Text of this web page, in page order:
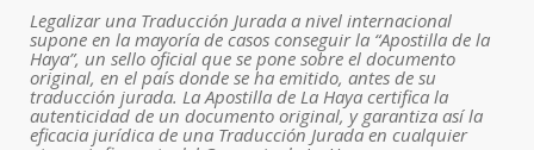
Legalizar una Traducción Jurada a nivel internacional
supone en la mayoría de casos conseguir la “Apostilla de la
Haya”, un sello oficial que se pone sobre el documento
original, en el país donde se ha emitido, antes de su
traducción jurada. La Apostilla de La Haya certifica la
autenticidad de un documento original, y garantiza así la
eficacia jurídica de una Traducción Jurada en cualquier